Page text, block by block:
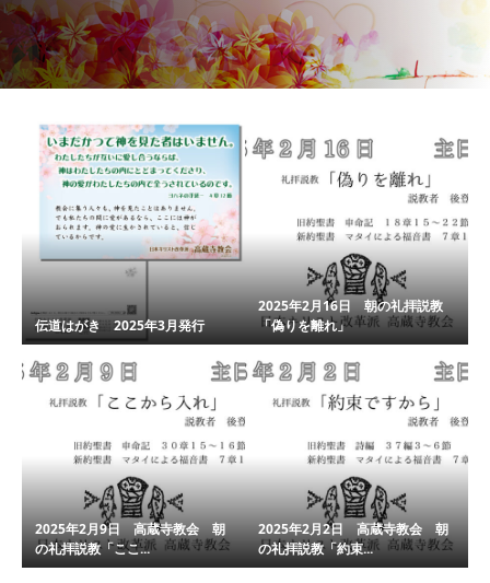
伝道はがき 2025年3月発行
2025年2月16日 朝の礼拝説教
「偽りを離れ」
2025年2月9日 高蔵寺教会 朝
の礼拝説教「ここ...
2025年2月2日 高蔵寺教会 朝
の礼拝説教「約束...